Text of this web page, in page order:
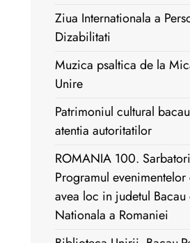
Ziua Internationala a
Dizabilitati
Muzica psaltica de la
Unire
Patrimoniul cultural
atentia autoritatilor
ROMANIA 100.
Programul
avea loc in judetul Bacau
Nationala a Romaniei